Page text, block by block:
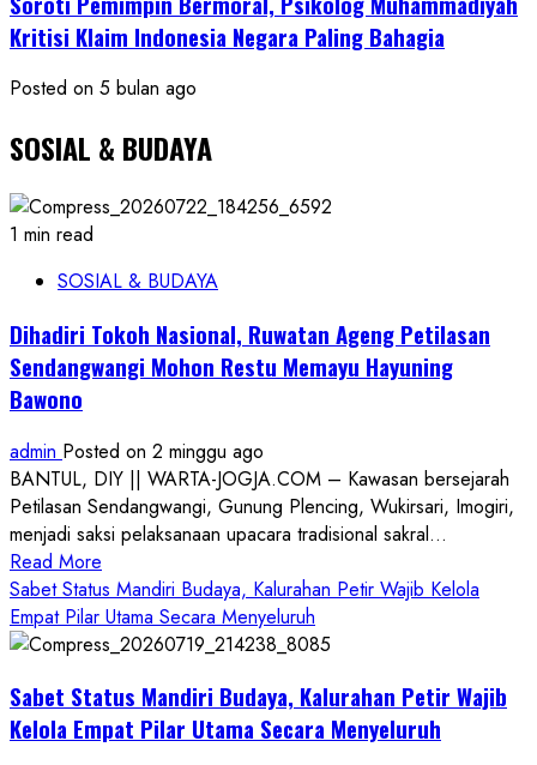
Kritisi Klaim Indonesia Negara Paling Bahagia
Posted on 5 bulan ago
SOSIAL & BUDAYA
1 min read
SOSIAL & BUDAYA
Dihadiri Tokoh Nasional, Ruwatan Ageng Petilasan
Sendangwangi Mohon Restu Memayu Hayuning
Bawono
admin Posted on 2 minggu ago
BANTUL, DIY || WARTA-JOGJA.COM – Kawasan bersejarah
Petilasan Sendangwangi, Gunung Plencing, Wukirsari, Imogiri,
menjadi saksi pelaksanaan upacara tradisional sakral...
Read More
more
about
Dihadiri
Nasional,
Ruwatan
Sabet Status Mandiri Budaya, Kalurahan Petir Wajib Kelola
Empat Pilar Utama Secara Menyeluruh
Sabet Status Mandiri Budaya, Kalurahan Petir Wajib
Kelola Empat Pilar Utama Secara Menyeluruh